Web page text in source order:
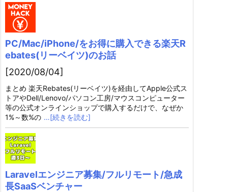
PC/Mac/iPhone/をお得に購入できる楽天R
ebates(リーベイツ)のお話
[2020/08/04]
まとめ 楽天Rebates(リーベイツ)を経由してApple公式ス
トアやDell/Lenovo/パソコン工房/マウスコンピューター
等の公式オンラインショップで購入するだけで、なぜか
1%～数%の …[続きを読む]
Laravelエンジニア募集/フルリモート/急成
長SaaSベンチャー